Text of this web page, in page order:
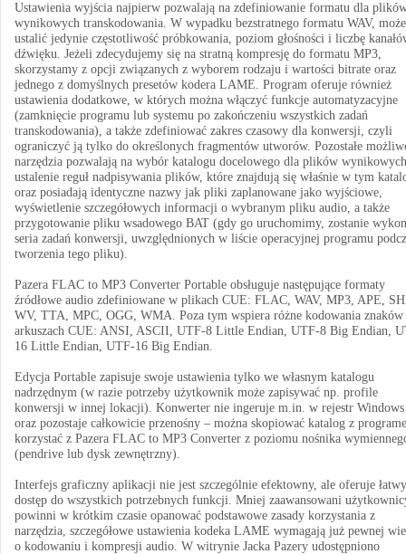
Ustawienia wyjścia najpierw pozwalają na zdefiniowanie formatu dla
wynikowych transkodowania. W wypadku bezstratnego formatu WAV,
ustalić jedynie częstotliwość próbkowania, poziom głośności i liczbę
dźwięku. Jeżeli zdecydujemy się na stratną kompresję do formatu MP3,
skorzystamy z opcji związanych z wyborem rodzaju i wartości bitrate oraz
jednego z domyślnych presetów kodera LAME. Program oferuje również
ustawienia dodatkowe, w których można włączyć funkcje automatyzacyjne
(zamknięcie programu lub systemu po zakończeniu wszystkich zadań
transkodowania), a także zdefiniować zakres czasowy dla konwersji, czyli
ograniczyć ją tylko do określonych fragmentów utworów. Pozostałe
narzędzia pozwalają na wybór katalogu docelowego dla plików
ustalenie reguł nadpisywania plików, które znajdują się właśnie w tym
oraz posiadają identyczne nazwy jak pliki zaplanowane jako wyjściowe,
wyświetlenie szczegółowych informacji o wybranym pliku audio, a także
przygotowanie pliku wsadowego BAT (gdy go uruchomimy, zostanie
seria zadań konwersji, uwzględnionych w liście operacyjnej programu
tworzenia tego pliku).
Pazera FLAC to MP3 Converter Portable obsługuje następujące formaty
źródłowe audio zdefiniowane w plikach CUE: FLAC, WAV, MP3, APE,
WV, TTA, MPC, OGG, WMA. Poza tym wspiera różne kodowania
arkuszach CUE: ANSI, ASCII, UTF-8 Little Endian, UTF-8 Big Endian,
16 Little Endian, UTF-16 Big Endian.
Edycja Portable zapisuje swoje ustawienia tylko we własnym katalogu
nadrzędnym (w razie potrzeby użytkownik może zapisywać np. profile
konwersji w innej lokacji). Konwerter nie ingeruje m.in. w rejestr Windows
oraz pozostaje całkowicie przenośny – można skopiować katalog z
korzystać z Pazera FLAC to MP3 Converter z poziomu nośnika
(pendrive lub dysk zewnętrzny).
Interfejs graficzny aplikacji nie jest szczególnie efektowny, ale oferuje łatwy
dostęp do wszystkich potrzebnych funkcji. Mniej zaawansowani
powinni w krótkim czasie opanować podstawowe zasady korzystania z
narzędzia, szczegółowe ustawienia kodeka LAME wymagają już pewnej
o kodowaniu i kompresji audio. W witrynie Jacka Pazery udostępniono